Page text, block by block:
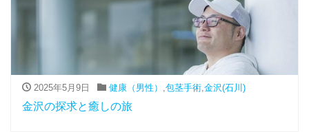
2025年5月9日 健康（男性） ,包茎手術,金沢(石川)
金沢の探求と癒しの旅